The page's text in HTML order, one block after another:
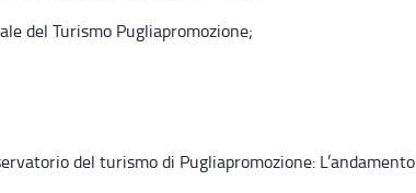
del Turismo Pugliapromozione;
del turismo di Pugliapromozione: L’andamento